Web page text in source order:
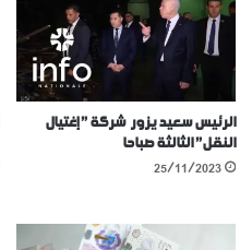
الرئيس سعيد يزور شركة ” إغتيال
النقل” الثالثة صباحا
25/11/2023